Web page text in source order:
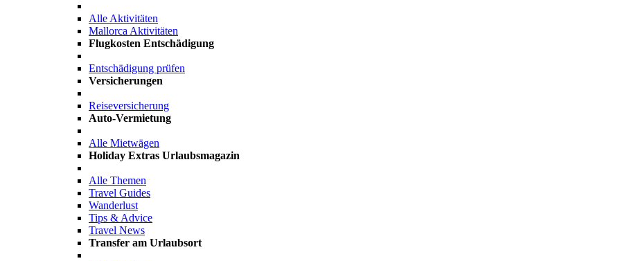
Alle Aktivitäten
Mallorca Aktivitäten
Flugkosten Entschädigung
Entschädigung prüfen
Versicherungen
Reiseversicherung
Auto-Vermietung
Alle Mietwägen
Holiday Extras Urlaubsmagazin
Alle Themen
Travel Guides
Wanderlust
Tips & Advice
Travel News
Transfer am Urlaubsort